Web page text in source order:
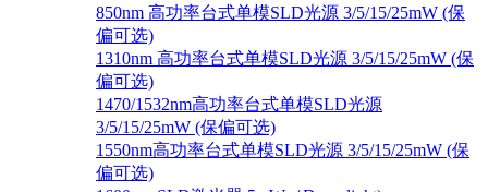
850nm 高功率台式单模SLD光源 3/5/15/25mW (保
偏可选)
1310nm 高功率台式单模SLD光源 3/5/15/25mW (保
偏可选)
1470/1532nm高功率台式单模SLD光源
3/5/15/25mW (保偏可选)
1550nm高功率台式单模SLD光源 3/5/15/25mW (保
偏可选)